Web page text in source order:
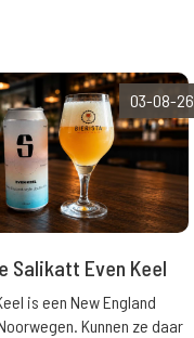
03-08-26
Salikatt Even Keel
is een New England
Kunnen ze daar